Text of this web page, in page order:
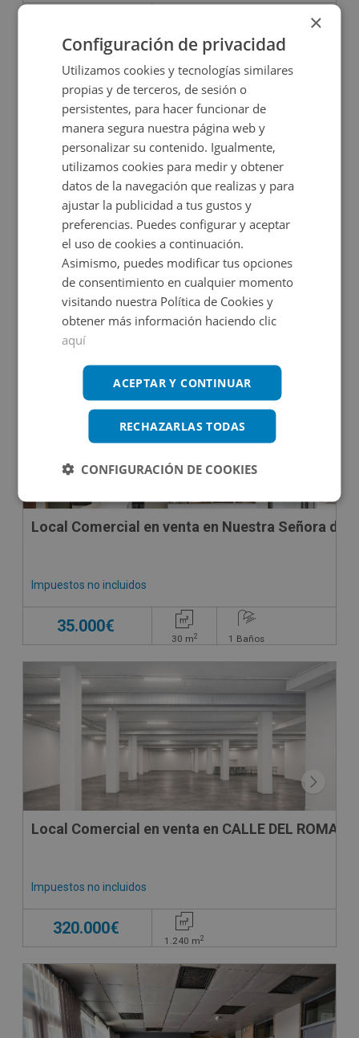
CESIÓN DE REMATE
Local Comercial en venta en AVENIDA PAISOS
Impuestos no incluidos
26.177€
Local Comercial en venta en Nuestra Señora de
Impuestos no incluidos
35.000€
30 m2 1 Baños
Local Comercial en venta en CALLE DEL ROMANI
Impuestos no incluidos
320.000€
1.240 m2
×
Configuración de privacidad
Utilizamos cookies y tecnologías similares
propias y de terceros, de sesión o
persistentes, para hacer funcionar de
manera segura nuestra página web y
personalizar su contenido. Igualmente,
utilizamos cookies para medir y obtener
datos de la navegación que realizas y para
ajustar la publicidad a tus gustos y
preferencias. Puedes configurar y aceptar
el uso de cookies a continuación.
Asimismo, puedes modificar tus opciones
de consentimiento en cualquier momento
visitando nuestra Política de Cookies y
obtener más información haciendo clic
aquí
ACEPTAR Y CONTINUAR
RECHAZARLAS TODAS
CONFIGURACIÓN DE COOKIES